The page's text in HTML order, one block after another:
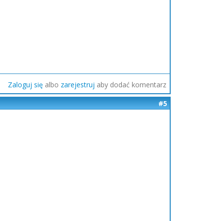
Zaloguj się albo zarejestruj aby dodać komentarz
#5